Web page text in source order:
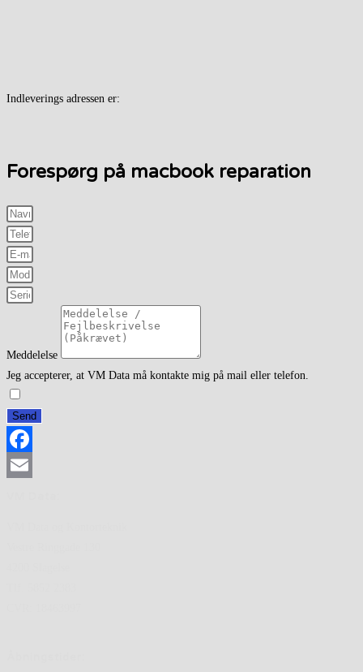
Indleverings adressen er:
Forespørg på macbook reparation
Meddelelse
Jeg accepterer, at VM Data må kontakte mig på mail eller telefon.
Send
Facebook